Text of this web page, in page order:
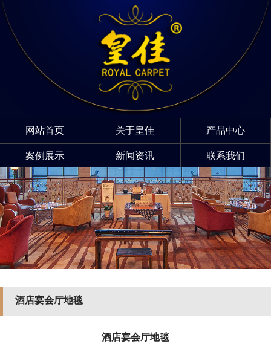
网站首页 关于皇佳 产品中心
案例展示 新闻资讯 联系我们
酒店宴会厅地毯
酒店宴会厅地毯